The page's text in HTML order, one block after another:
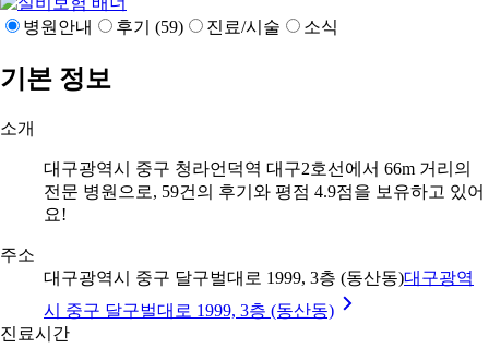
병원안내 후기 (59) 진료/시술 소식
기본 정보
소개
대구광역시 중구 청라언덕역 대구2호선에서 66m 거리의
전문 병원으로, 59건의 후기와 평점 4.9점을 보유하고 있어
요!
주소
대구광역시 중구 달구벌대로 1999, 3층 (동산동)대구광역
시 중구 달구벌대로 1999, 3층 (동산동)
진료시간